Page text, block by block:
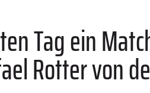
Tag ein
Rotter von